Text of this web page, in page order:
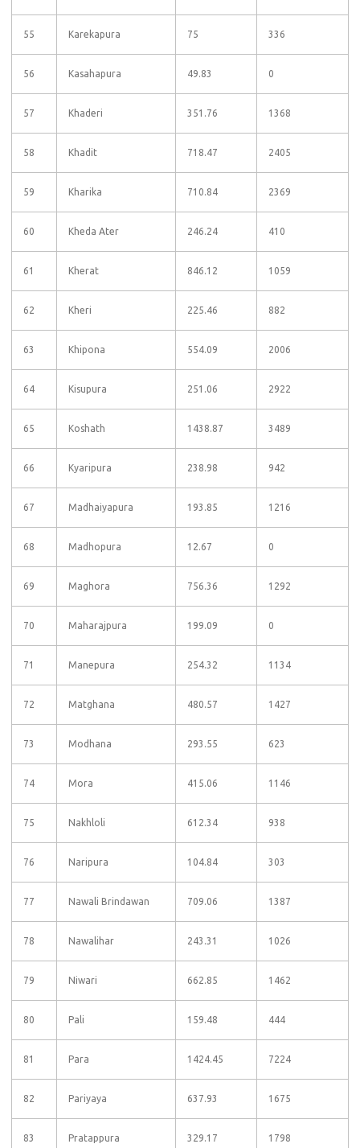
55 Karekapura 75 336
56 Kasahapura 49.83 0
57 Khaderi 351.76 1368
58 Khadit 718.47 2405
59 Kharika 710.84 2369
60 Kheda Ater 246.24 410
61 Kherat 846.12 1059
62 Kheri 225.46 882
63 Khipona 554.09 2006
64 Kisupura 251.06 2922
65 Koshath 1438.87 3489
66 Kyaripura 238.98 942
67 Madhaiyapura 193.85 1216
68 Madhopura 12.67 0
69 Maghora 756.36 1292
70 Maharajpura 199.09 0
71 Manepura 254.32 1134
72 Matghana 480.57 1427
73 Modhana 293.55 623
74 Mora 415.06 1146
75 Nakhloli 612.34 938
76 Naripura 104.84 303
77 Nawali Brindawan 709.06 1387
78 Nawalihar 243.31 1026
79 Niwari 662.85 1462
80 Pali 159.48 444
81 Para 1424.45 7224
82 Pariyaya 637.93 1675
83 Pratappura 329.17 1798